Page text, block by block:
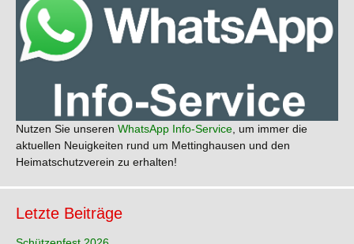
Nutzen Sie unseren WhatsApp Info-Service , um immer die
aktuellen Neuigkeiten rund um Mettinghausen und den
Heimatschutzverein zu erhalten!
Letzte Beiträge